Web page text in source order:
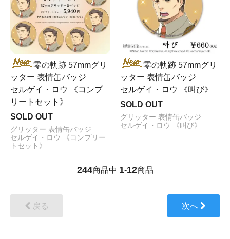
零の軌跡 57mmグリ
ッター 表情缶バッジ
セルゲイ・ロウ 《コンプ
リートセット》
SOLD OUT
グリッター 表情缶バッジ
セルゲイ・ロウ 《コンプリー
トセット》
零の軌跡 57mmグリ
ッター 表情缶バッジ
セルゲイ・ロウ 《叫び》
SOLD OUT
グリッター 表情缶バッジ
セルゲイ・ロウ 《叫び》
244商品中 1-12商品
戻る 次へ